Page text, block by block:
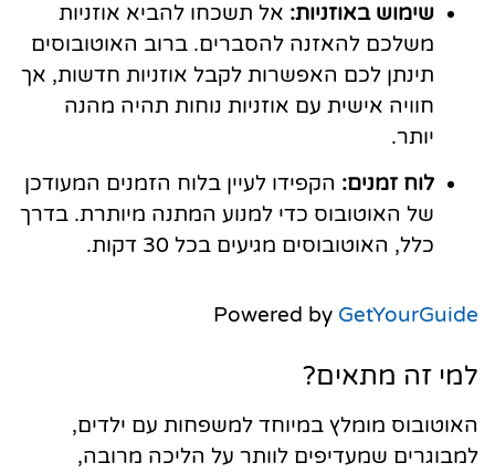
שימוש באוזניות: אל תשכחו להביא אוזניות
משלכם להאזנה להסברים. ברוב האוטובוסים
תינתן לכם האפשרות לקבל אוזניות חדשות, אך
חוויה אישית עם אוזניות נוחות תהיה מהנה
יותר.
לוח זמנים: הקפידו לעיין בלוח הזמנים המעודכן
של האוטובוס כדי למנוע המתנה מיותרת. בדרך
כלל, האוטובוסים מגיעים בכל 30 דקות.
Powered by GetYourGuide
למי זה מתאים?
האוטובוס מומלץ במיוחד למשפחות עם ילדים,
למבוגרים שמעדיפים לוותר על הליכה מרובה,